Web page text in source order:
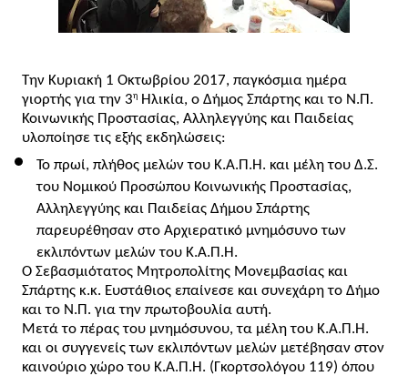
Την Κυριακή 1 Οκτωβρίου 2017, παγκόσμια ημέρα
γιορτής για την 3η Ηλικία, ο Δήμος Σπάρτης και το Ν.Π.
Κοινωνικής Προστασίας, Αλληλεγγύης και Παιδείας
υλοποίησε τις εξής εκδηλώσεις:
Το πρωί, πλήθος μελών του Κ.Α.Π.Η. και μέλη του Δ.Σ.
του Νομικού Προσώπου Κοινωνικής Προστασίας,
Αλληλεγγύης και Παιδείας Δήμου Σπάρτης
παρευρέθησαν στο Αρχιερατικό μνημόσυνο των
εκλιπόντων μελών του Κ.Α.Π.Η.
Ο Σεβασμιότατος Μητροπολίτης Μονεμβασίας και
Σπάρτης κ.κ. Ευστάθιος επαίνεσε και συνεχάρη το Δήμο
και το Ν.Π. για την πρωτοβουλία αυτή.
Μετά το πέρας του μνημόσυνου, τα μέλη του Κ.Α.Π.Η.
και οι συγγενείς των εκλιπόντων μελών μετέβησαν στον
καινούριο χώρο του Κ.Α.Π.Η. (Γκορτσολόγου 119) όπου